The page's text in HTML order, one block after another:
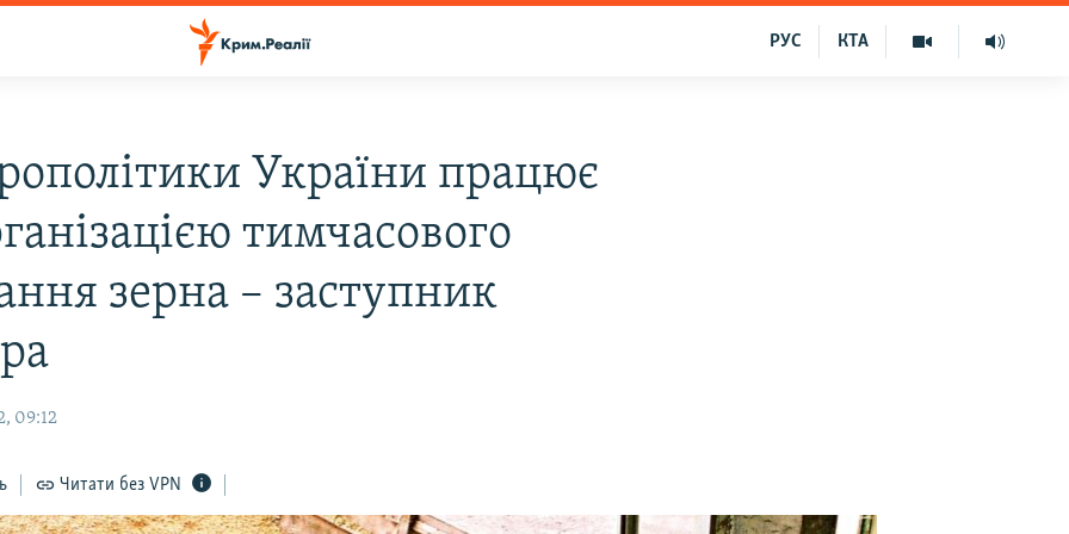
КТА
РУС
України працює
тимчасового
зерна – заступник
09:12
Читати без VPN